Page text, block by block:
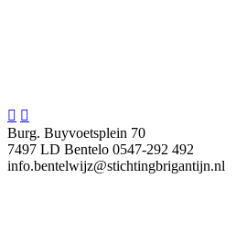
 
Burg. Buyvoetsplein 70
7497 LD Bentelo 0547-292 492
info.bentelwijz@stichtingbrigantijn.nl